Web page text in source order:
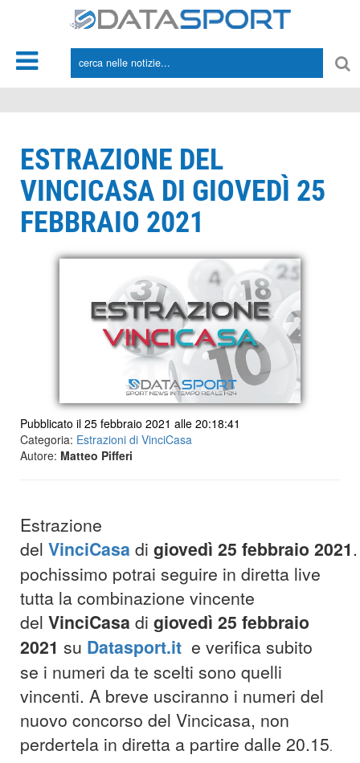
ESTRAZIONE DEL
VINCICASA DI GIOVEDÌ 25
FEBBRAIO 2021
Pubblicato il 25 febbraio 2021 alle 20:18:41
Categoria: Estrazioni di VinciCasa
Autore: Matteo Pifferi
Estrazione
del VinciCasa di giovedì 25 febbraio 2021
pochissimo potrai seguire in diretta live
tutta la combinazione vincente
del VinciCasa di giovedì 25 febbraio
2021 su Datasport.it e verifica subito
se i numeri da te scelti sono quelli
vincenti. A breve usciranno i numeri del
nuovo concorso del Vincicasa, non
perdertela in diretta a partire dalle 20.15.